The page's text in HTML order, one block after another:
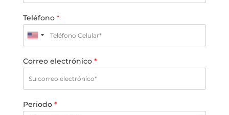
Teléfono *
Correo electrónico *
Periodo *